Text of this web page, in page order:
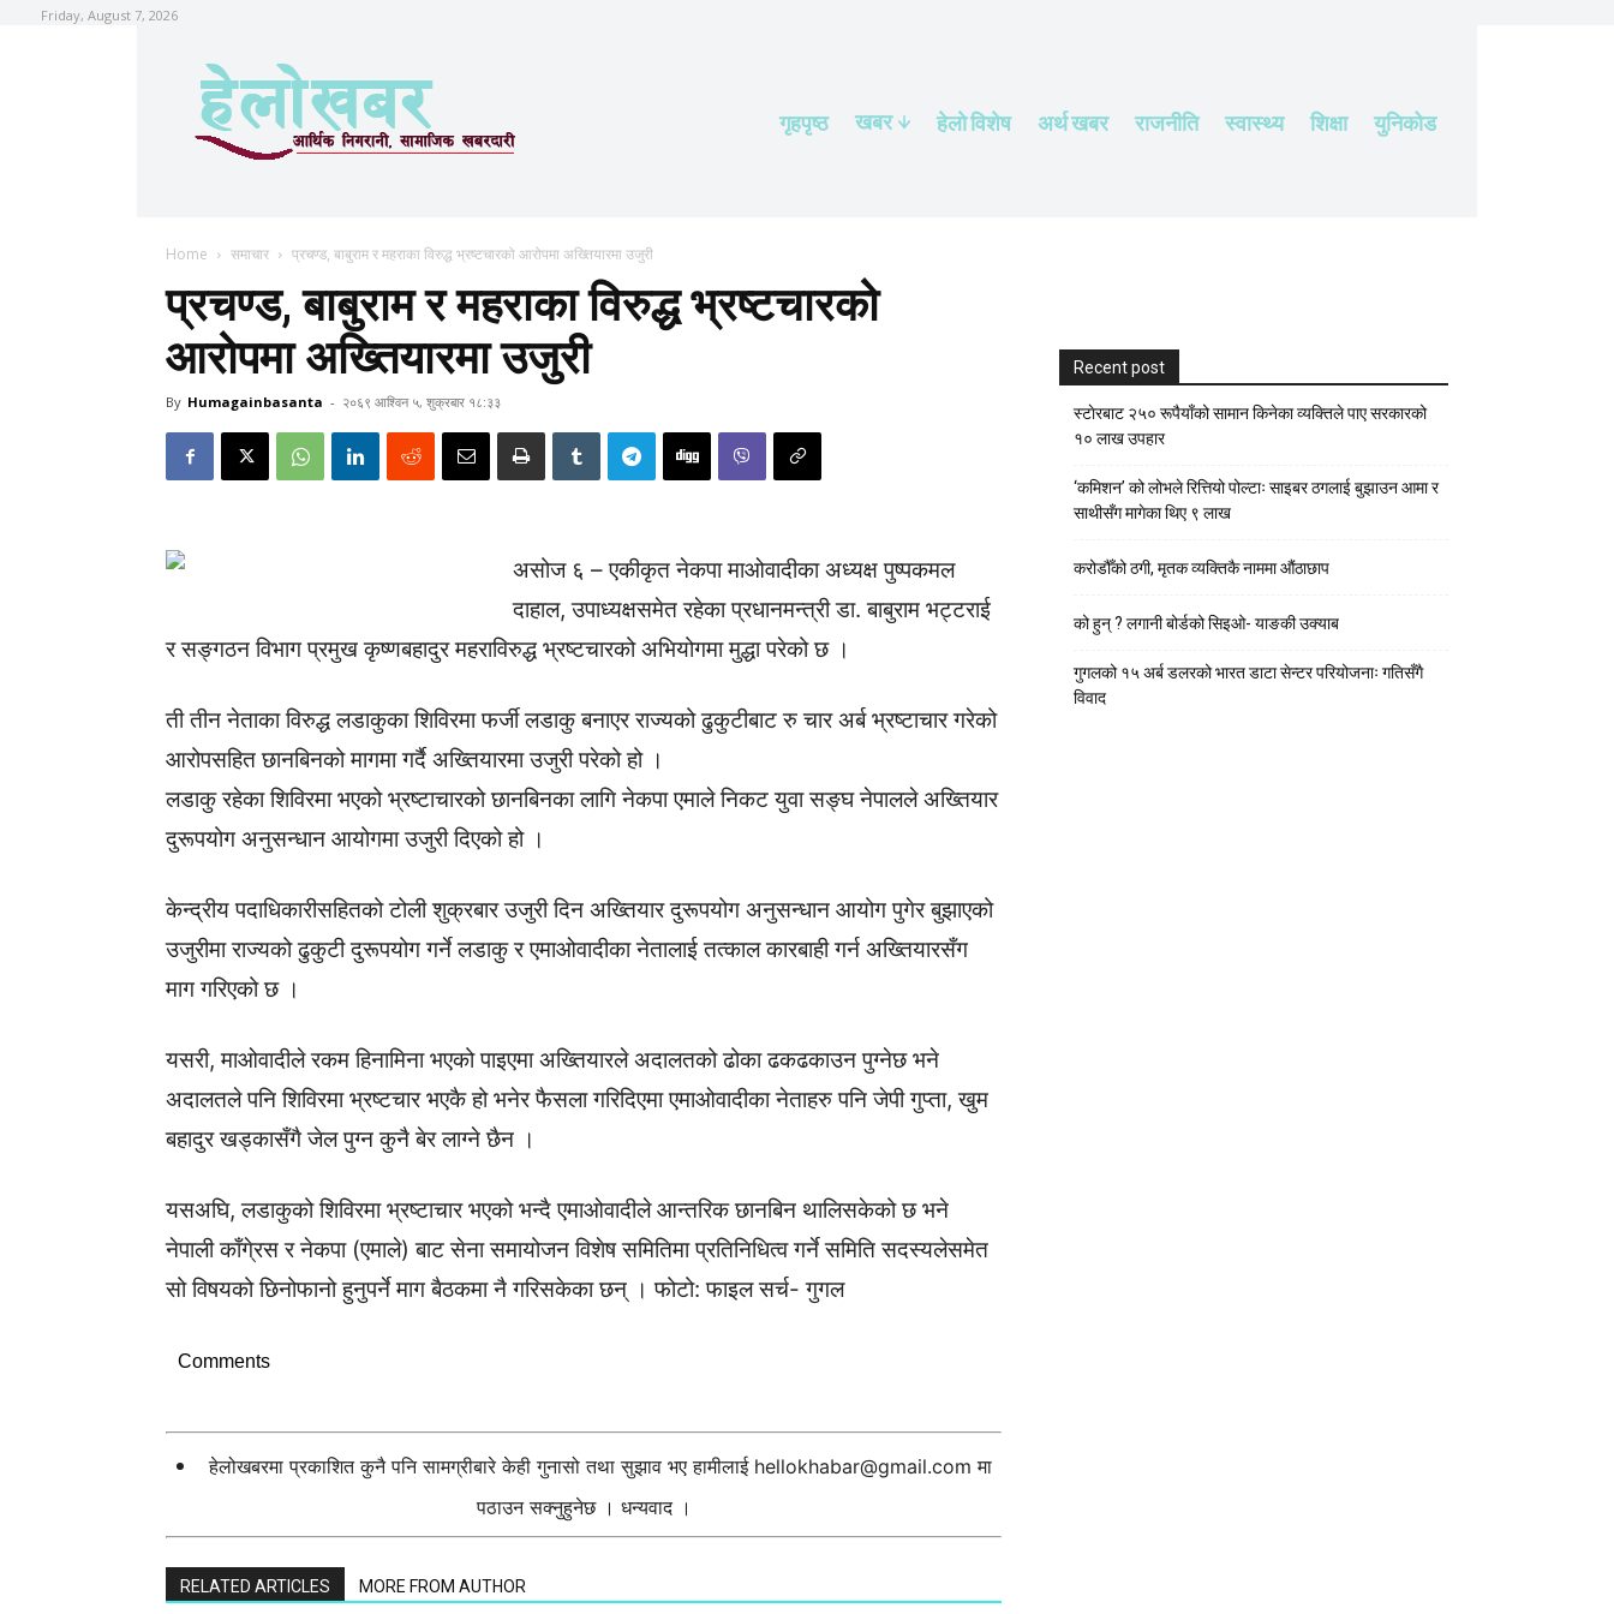
Friday, August 7, 2026
गृहपृष्ठ खबर हेलाे विशेष अर्थ खबर राजनीति स्वास्थ्य शिक्षा युनिकोड
Home समाचार प्रचण्ड, बाबुराम र महराका विरुद्ध भ्रष्टचारको आरोपमा अख्तियारमा उजुरी
प्रचण्ड, बाबुराम र महराका विरुद्ध भ्रष्टचारको
आरोपमा अख्तियारमा उजुरी
By Humagainbasanta - २०६९ आश्विन ५, शुक्रबार १८:३३
असोज ६ – एकीकृत नेकपा माओवादीका अध्यक्ष पुष्पकमल
दाहाल, उपाध्यक्षसमेत रहेका प्रधानमन्त्री डा. बाबुराम भट्टराई
र सङ्गठन विभाग प्रमुख कृष्णबहादुर महराविरुद्ध भ्रष्टचारको अभियोगमा मुद्धा परेको छ ।
ती तीन नेताका विरुद्ध लडाकुका शिविरमा फर्जी लडाकु बनाएर राज्यको ढुकुटीबाट रु चार अर्ब भ्रष्टाचार गरेको
आरोपसहित छानबिनको मागमा गर्दै अख्तियारमा उजुरी परेको हो ।
लडाकु रहेका शिविरमा भएको भ्रष्टाचारको छानबिनका लागि नेकपा एमाले निकट युवा सङ्घ नेपालले अख्तियार
दुरूपयोग अनुसन्धान आयोगमा उजुरी दिएको हो ।
केन्द्रीय पदाधिकारीसहितको टोली शुक्रबार उजुरी दिन अख्तियार दुरूपयोग अनुसन्धान आयोग पुगेर बुझाएको
उजुरीमा राज्यको ढुकुटी दुरूपयोग गर्ने लडाकु र एमाओवादीका नेतालाई तत्काल कारबाही गर्न अख्तियारसँग
माग गरिएको छ ।
यसरी, माओवादीले रकम हिनामिना भएको पाइएमा अख्तियारले अदालतको ढोका ढकढकाउन पुग्नेछ भने
अदालतले पनि शिविरमा भ्रष्टचार भएकै हो भनेर फैसला गरिदिएमा एमाओवादीका नेताहरु पनि जेपी गुप्ता, खुम
बहादुर खड्कासँगै जेल पुग्न कुनै बेर लाग्ने छैन ।
यसअघि, लडाकुको शिविरमा भ्रष्टाचार भएको भन्दै एमाओवादीले आन्तरिक छानबिन थालिसकेको छ भने
नेपाली काँगे्रस र नेकपा (एमाले) बाट सेना समायोजन विशेष समितिमा प्रतिनिधित्व गर्ने समिति सदस्यलेसमेत
सो विषयको छिनोफानो हुनुपर्ने माग बैठकमा नै गरिसकेका छन् । फोटो: फाइल सर्च- गुगल
Comments
हेलोखबरमा प्रकाशित कुनै पनि सामग्रीबारे केही गुनासो तथा सुझाव भए हामीलाई hellokhabar@gmail.com मा
पठाउन सक्नुहुनेछ । धन्यवाद ।
RELATED ARTICLES MORE FROM AUTHOR
Recent post
स्टाेरबाट २५० रूपैयाँको सामान किनेका व्यक्तिले पाए सरकारको
१० लाख उपहार
‘कमिशन’ को लोभले रित्तियो पोल्टाः साइबर ठगलाई बुझाउन आमा र
साथीसँग मागेका थिए ९ लाख
करोडौँको ठगी, मृतक व्यक्तिकै नाममा औंठाछाप
को हुन् ? लगानी बोर्डको सिइओ- याङकी उक्याब
गुगलको १५ अर्ब डलरको भारत डाटा सेन्टर परियोजनाः गतिसँगै
विवाद